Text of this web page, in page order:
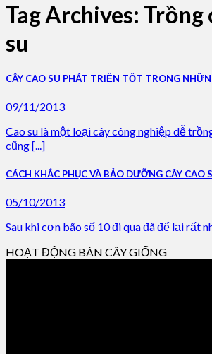
Tag Archives: Trồng
su
CÂY CAO SU PHÁT TRIỂN TỐT TRONG
09/11/2013
Cao su là một loại cây công nghiệp dễ
cũng [...]
CÁCH KHẮC PHỤC VÀ BẢO DƯỠNG CÂY CAO
05/10/2013
Sau khi cơn bão số 10 đi qua đã để lại rất
HOẠT ĐỘNG BÁN CÂY GIỐNG